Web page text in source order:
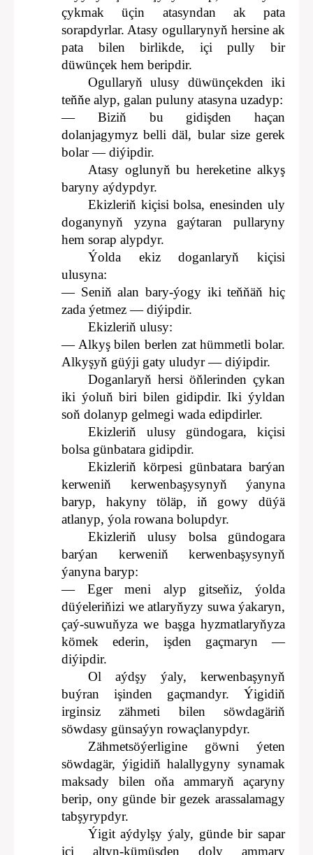
çykmak üçin atasyndan ak pata
sorapdyrlar. Atasy ogullarynyň hersine ak
pata bilen birlikde, içi pully bir
düwünçek hem beripdir.
Ogullaryň ulusy düwünçekden iki
teňňe alyp, galan puluny atasyna uzadyp:
— Biziň bu gidişden haçan
dolanjagymyz belli däl, bular size gerek
bolar — diýipdir.
Atasy oglunyň bu hereketine alkyş
baryny aýdypdyr.
Ekizleriň kiçisi bolsa, enesinden uly
doganynyň yzyna gaýtaran pullaryny
hem sorap alypdyr.
Ýolda ekiz doganlaryň kiçisi
ulusyna:
— Seniň alan bary-ýogy iki teňňäň hiç
zada ýetmez — diýipdir.
Ekizleriň ulusy:
— Alkyş bilen berlen zat hümmetli bolar.
Alkyşyň güýji gaty uludyr — diýipdir.
Doganlaryň hersi öňlerinden çykan
iki ýoluň biri bilen gidipdir. Iki ýyldan
soň dolanyp gelmegi wada edipdirler.
Ekizleriň ulusy gündogara, kiçisi
bolsa günbatara gidipdir.
Ekizleriň körpesi günbatara barýan
kerweniň kerwenbaşysynyň ýanyna
baryp, hakyny töläp, iň gowy düýä
atlanyp, ýola rowana bolupdyr.
Ekizleriň ulusy bolsa gündogara
barýan kerweniň kerwenbaşysynyň
ýanyna baryp:
— Eger meni alyp gitseňiz, ýolda
düýeleriňizi we atlaryňyzy suwa ýakaryn,
çaý-suwuňyza we başga hyzmatlaryňyza
kömek ederin, işden gaçmaryn —
diýipdir.
Ol aýdşy ýaly, kerwenbaşynyň
buýran işinden gaçmandyr. Ýigidiň
irginsiz zähmeti bilen söwdagäriň
söwdasy günsaýyn rowaçlanypdyr.
Zähmetsöýerligine göwni ýeten
söwdagär, ýigidiň halallygyny synamak
maksady bilen oňa ammaryň açaryny
berip, ony günde bir gezek arassalamagy
tabşyrypdyr.
Ýigit aýdylşy ýaly, günde bir sapar
içi altyn-kümüşden doly ammary